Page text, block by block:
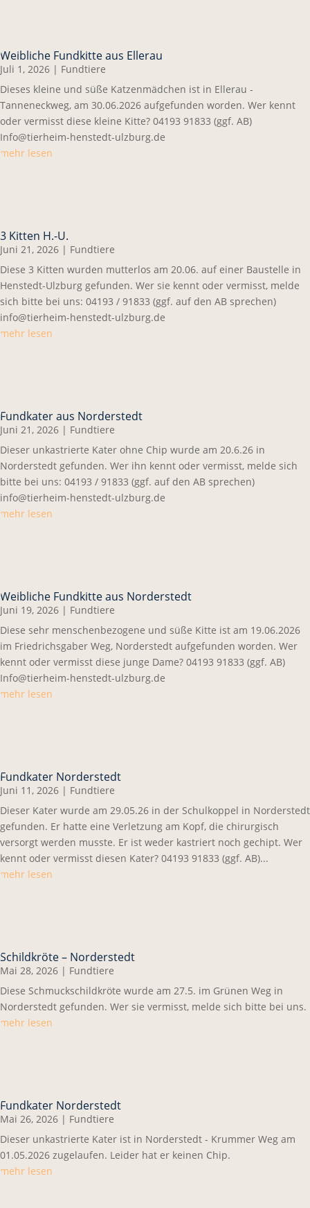
Weibliche Fundkitte aus Ellerau
Juli 1, 2026 | Fundtiere
Dieses kleine und süße Katzenmädchen ist in Ellerau -
Tanneneckweg, am 30.06.2026 aufgefunden worden. Wer kennt
oder vermisst diese kleine Kitte? 04193 91833 (ggf. AB)
Info@tierheim-henstedt-ulzburg.de
mehr lesen
3 Kitten H.-U.
Juni 21, 2026 | Fundtiere
Diese 3 Kitten wurden mutterlos am 20.06. auf einer Baustelle in
Henstedt-Ulzburg gefunden. Wer sie kennt oder vermisst, melde
sich bitte bei uns: 04193 / 91833 (ggf. auf den AB sprechen)
info@tierheim-henstedt-ulzburg.de
mehr lesen
Fundkater aus Norderstedt
Juni 21, 2026 | Fundtiere
Dieser unkastrierte Kater ohne Chip wurde am 20.6.26 in
Norderstedt gefunden. Wer ihn kennt oder vermisst, melde sich
bitte bei uns: 04193 / 91833 (ggf. auf den AB sprechen)
info@tierheim-henstedt-ulzburg.de
mehr lesen
Weibliche Fundkitte aus Norderstedt
Juni 19, 2026 | Fundtiere
Diese sehr menschenbezogene und süße Kitte ist am 19.06.2026
im Friedrichsgaber Weg, Norderstedt aufgefunden worden. Wer
kennt oder vermisst diese junge Dame? 04193 91833 (ggf. AB)
Info@tierheim-henstedt-ulzburg.de
mehr lesen
Fundkater Norderstedt
Juni 11, 2026 | Fundtiere
Dieser Kater wurde am 29.05.26 in der Schulkoppel in Norderstedt
gefunden. Er hatte eine Verletzung am Kopf, die chirurgisch
versorgt werden musste. Er ist weder kastriert noch gechipt. Wer
kennt oder vermisst diesen Kater? 04193 91833 (ggf. AB)...
mehr lesen
Schildkröte – Norderstedt
Mai 28, 2026 | Fundtiere
Diese Schmuckschildkröte wurde am 27.5. im Grünen Weg in
Norderstedt gefunden. Wer sie vermisst, melde sich bitte bei uns.
mehr lesen
Fundkater Norderstedt
Mai 26, 2026 | Fundtiere
Dieser unkastrierte Kater ist in Norderstedt - Krummer Weg am
01.05.2026 zugelaufen. Leider hat er keinen Chip.
mehr lesen